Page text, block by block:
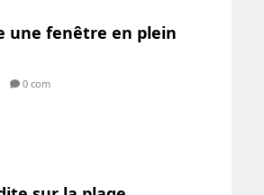
une fenêtre en plein
0 com